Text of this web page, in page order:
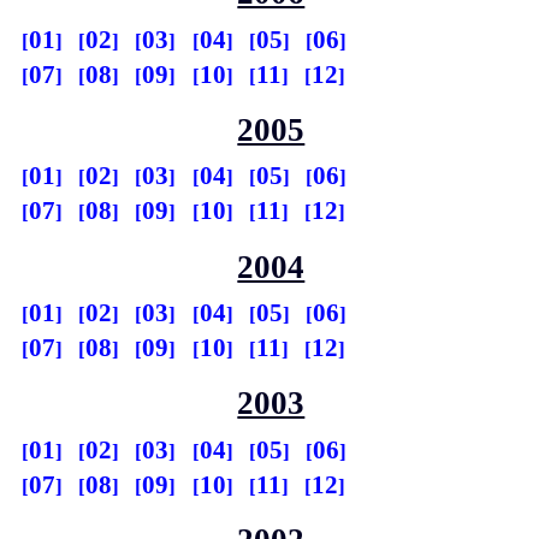
01 02 03 04 05
06
07
08 09 10 11 12
2005
01 02 03 04 05
06
07
08 09 10 11 12
2004
01 02 03 04 05
06
07
08 09 10 11 12
2003
01 02 03 04 05
06
07
08 09 10 11 12